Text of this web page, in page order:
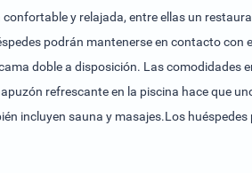
y relajada, entre ellas un
podrán mantenerse en contacto con
doble a disposición. Las comodidades
refrescante en la piscina hace que
incluyen sauna y masajes.Los huéspedes